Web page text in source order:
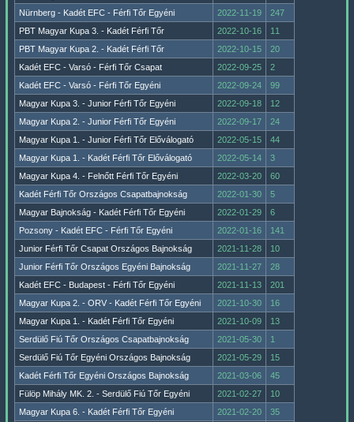
Nürnberg - Kadét EFC - Férfi Tőr Egyéni
2022-11-19
247
PBT Magyar Kupa 3. - Kadét Férfi Tőr
2022-10-16
11
PBT Magyar Kupa 2. - Kadét Férfi Tőr
2022-10-15
20
Kadét EFC - Varsó - Férfi Tőr Csapat
2022-09-25
2
Kadét EFC - Varsó - Férfi Tőr Egyéni
2022-09-24
99
Magyar Kupa 3. - Junior Férfi Tőr Egyéni
2022-09-18
12
Magyar Kupa 2. - Junior Férfi Tőr Egyéni
2022-09-17
24
Magyar Kupa 1. - Junior Férfi Tőr Előválogató
2022-05-15
44
Magyar Kupa 1. - Kadét Férfi Tőr Előválogató
2022-05-14
3
Magyar Kupa 4. - Felnőtt Férfi Tőr Egyéni
2022-03-20
60
Kadét Férfi Tőr Országos Csapatbajnokság
2022-01-30
5
Magyar Bajnokság - Kadét Férfi Tőr Egyéni
2022-01-29
6
Pozsony - Kadét EFC - Férfi Tőr Egyéni
2022-01-16
141
Junior Férfi Tőr Csapat Országos Bajnokság
2021-11-28
10
Junior Férfi Tőr Országos Egyéni Bajnokság
2021-11-27
28
Kadét EFC - Budapest - Férfi Tőr Egyéni
2021-11-13
201
Magyar Kupa 2. - ORV - Kadét Férfi Tőr Egyéni
2021-10-30
16
Magyar Kupa 1. - Kadét Férfi Tőr Egyéni
2021-10-09
13
Serdülő Fiú Tőr Országos Csapatbajnokság
2021-05-30
1
Serdülő Fiú Tőr Egyéni Országos Bajnokság
2021-05-29
15
Kadét Férfi Tőr Egyéni Országos Bajnokság
2021-03-06
45
Fülöp Mihály MK. 2. - Serdülő Fiú Tőr Egyéni
2021-02-27
10
Magyar Kupa 6. - Kadét Férfi Tőr Egyéni
2021-02-20
35